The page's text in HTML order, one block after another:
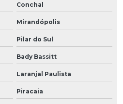
Conchal
Mirandópolis
Pilar do Sul
Bady Bassitt
Laranjal Paulista
Piracaia